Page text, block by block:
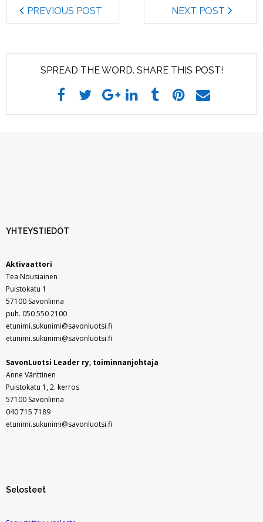
PREVIOUS POST NEXT POST
SPREAD THE WORD. SHARE THIS POST!
YHTEYSTIEDOT
Aktivaattori
Tea Nousiainen
Puistokatu 1
57100 Savonlinna
puh. 050 550 2100
etunimi.sukunimi@savonluotsi.fi
etunimi.sukunimi@savonluotsi.fi
SavonLuotsi Leader ry, toiminnanjohtaja
Anne Vänttinen
Puistokatu 1, 2. kerros
57100 Savonlinna
040 715 7189
etunimi.sukunimi@savonluotsi.fi
Selosteet